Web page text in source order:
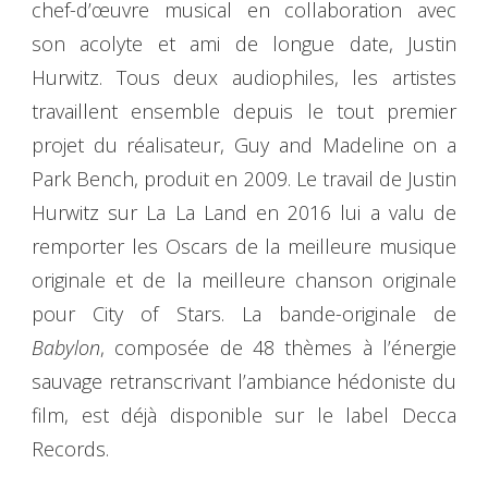
chef-d’œuvre musical en collaboration avec
son acolyte et ami de longue date, Justin
Hurwitz. Tous deux audiophiles, les artistes
travaillent ensemble depuis le tout premier
projet du réalisateur, Guy and Madeline on a
Park Bench, produit en 2009. Le travail de Justin
Hurwitz sur La La Land en 2016 lui a valu de
remporter les Oscars de la meilleure musique
originale et de la meilleure chanson originale
pour City of Stars. La bande-originale de
Babylon, composée de 48 thèmes à l’énergie
sauvage retranscrivant l’ambiance hédoniste du
film, est déjà disponible sur le label Decca
Records.